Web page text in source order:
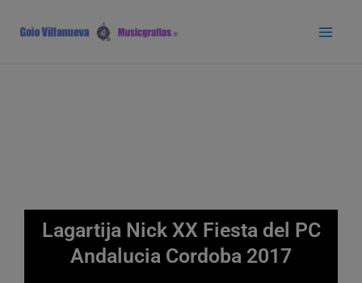
contenido
Lagartija Nick XX Fiesta del PC
Andalucia Cordoba 2017